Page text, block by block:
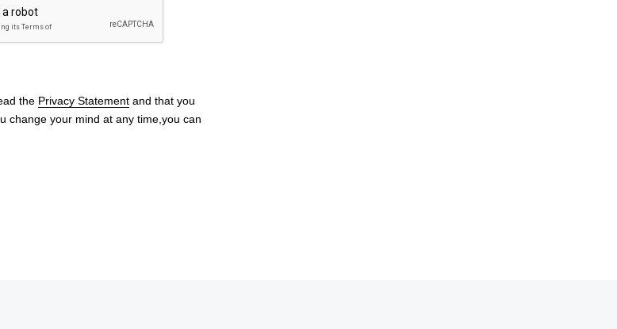
the Privacy Statement and that you
change your mind at any time,you can